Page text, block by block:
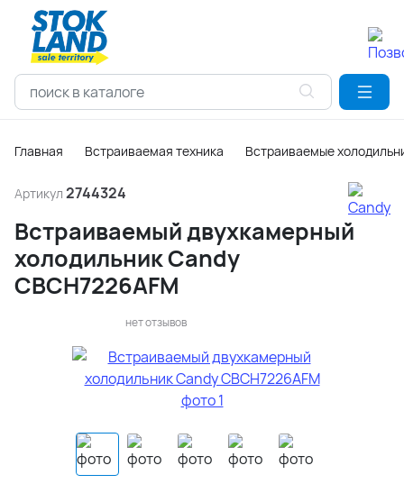
Главная Встраиваемая техника Встраиваемые
Артикул 2744324
Встраиваемый двухкамерный
холодильник Candy
CBCH7226AFM
нет отзывов